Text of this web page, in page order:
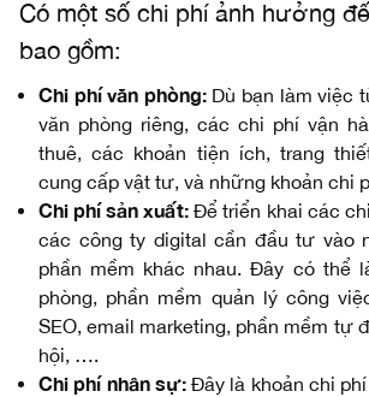
Có một số chi phí ảnh hưởng
bao gồm:
Chi phí văn phòng: Dù bạn làm việc
văn phòng riêng, các chi phí vận
thuê, các khoản tiện ích, trang
cung cấp vật tư, và những khoản chi
Chi phí sản xuất: Để triển khai các
các công ty digital cần đầu tư vào
phần mềm khác nhau. Đây có thể
phòng, phần mềm quản lý công
SEO, email marketing, phần mềm tự
hội, ….
Chi phí nhân sự:Đây là khoản chi